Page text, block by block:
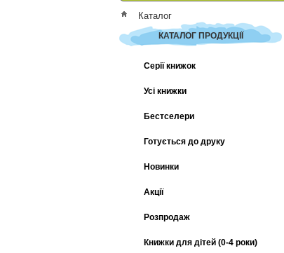
Каталог
КАТАЛОГ ПРОДУКЦІЇ
Серії книжок
Усі книжки
Бестселери
Готується до друку
Новинки
Акції
Розпродаж
Книжки для дітей (0-4 роки)